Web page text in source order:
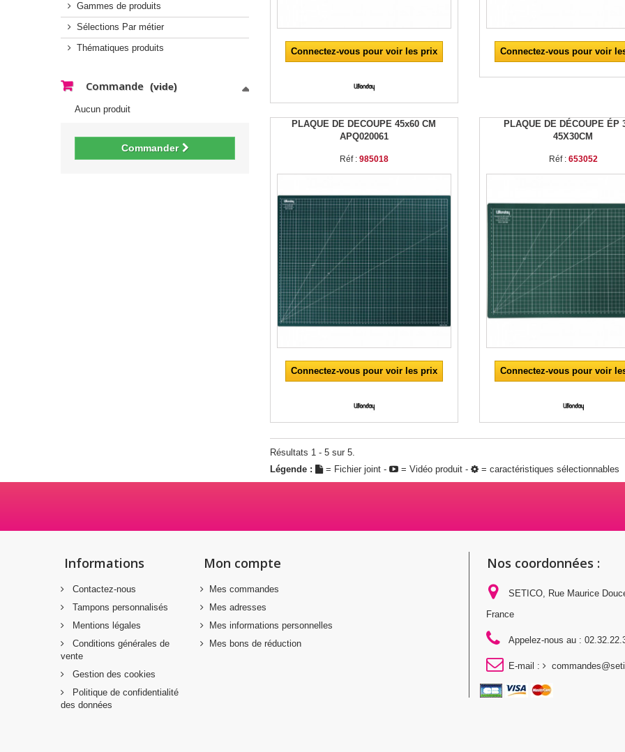
Gammes de produits
Sélections Par métier
Thématiques produits
Commande (vide)
Aucun produit
Commander
Connectez-vous pour voir les prix Connectez-vous pour voir
PLAQUE DE DECOUPE 45x60 CM
APQ020061
Réf : 985018
Connectez-vous pour voir les prix
PLAQUE DE DÉCOUPE ÉP
45X30CM
Réf : 653052
Connectez-vous pour voir
Résultats 1 - 5 sur 5.
Légende :
= Fichier joint - = Vidéo produit - = caractéristiques sélectionnables
Informations
Contactez-nous
Tampons personnalisés
Mentions légales
Conditions générales de
vente
Gestion des cookies
Politique de confidentialité
des données
Mon compte
Mes commandes
Mes adresses
Mes informations personnelles
Mes bons de réduction
Nos coordonnées :
SETICO, Rue Maurice
France
Appelez-nous au :
E-mail :